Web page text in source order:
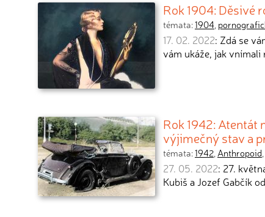
Rok 1904: Děsivé
témata:1904,
17. 02. 2022: Zdá se
vám ukáže, jak vnímali
Rok 1942: Atentát
výjimečný stav a
témata:1942,Anthropoid,
27. 05. 2022: 27.
Kubiš a Jozef Gabčík